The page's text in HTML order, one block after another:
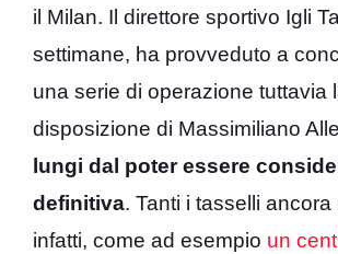
il Milan. Il direttore sportivo Igli
settimane, ha provveduto a
una serie di operazione tuttavia
disposizione di Massimiliano
lungi dal poter essere
definitiva. Tanti i tasselli ancora
infatti, come ad esempio un